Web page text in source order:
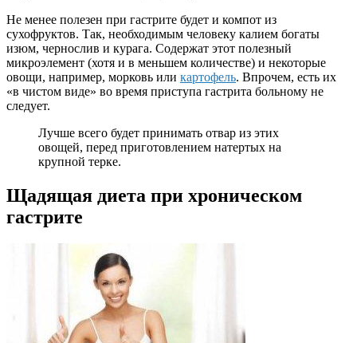
Не менее полезен при гастрите будет и компот из
сухофруктов. Так, необходимым человеку калием богаты
изюм, чернослив и курага. Содержат этот полезный
микроэлемент (хотя и в меньшем количестве) и некоторые
овощи, например, морковь или картофель. Впрочем, есть их
«в чистом виде» во время приступа гастрита больному не
следует.
Лучше всего будет принимать отвар из этих
овощей, перед приготовлением натертых на
крупной терке.
Щадящая диета при хроническом
гастрите